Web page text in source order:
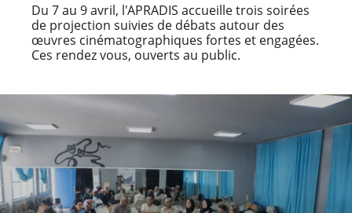
Du 7 au 9 avril, l'APRADIS accueille trois soirées
de projection suivies de débats autour des
œuvres cinématographiques fortes et engagées.
Ces rendez vous, ouverts au public.